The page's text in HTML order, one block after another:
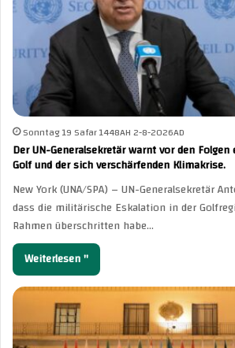
Sonntag 19 Safar 1448AH 2-8-2026AD
Der UN-Generalsekretär warnt vor den
Golf und der sich verschärfenden Klimakrise.
New York (UNA/SPA) – UN-Generalsekretär
dass die militärische Eskalation in der
Rahmen überschritten habe…
Weiterlesen "